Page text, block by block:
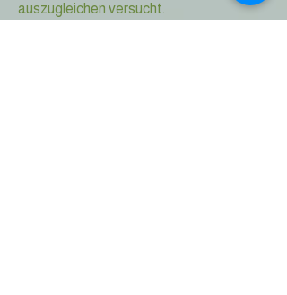
auszugleichen versucht.